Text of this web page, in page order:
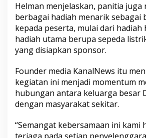
Helman menjelaskan, panitia juga
berbagai hadiah menarik sebagai
kepada peserta, mulai dari
hadiah utama berupa sepeda
yang disiapkan sponsor.
Founder media KanalNews itu
kegiatan ini menjadi momentum
hubungan antara keluarga besar
dengan masyarakat sekitar.
“Semangat kebersamaan ini kami